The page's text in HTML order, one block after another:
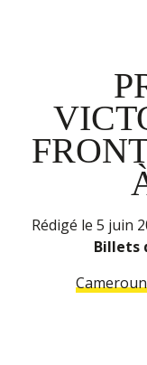
rédigé le 5 juin
Billets
Cameroun